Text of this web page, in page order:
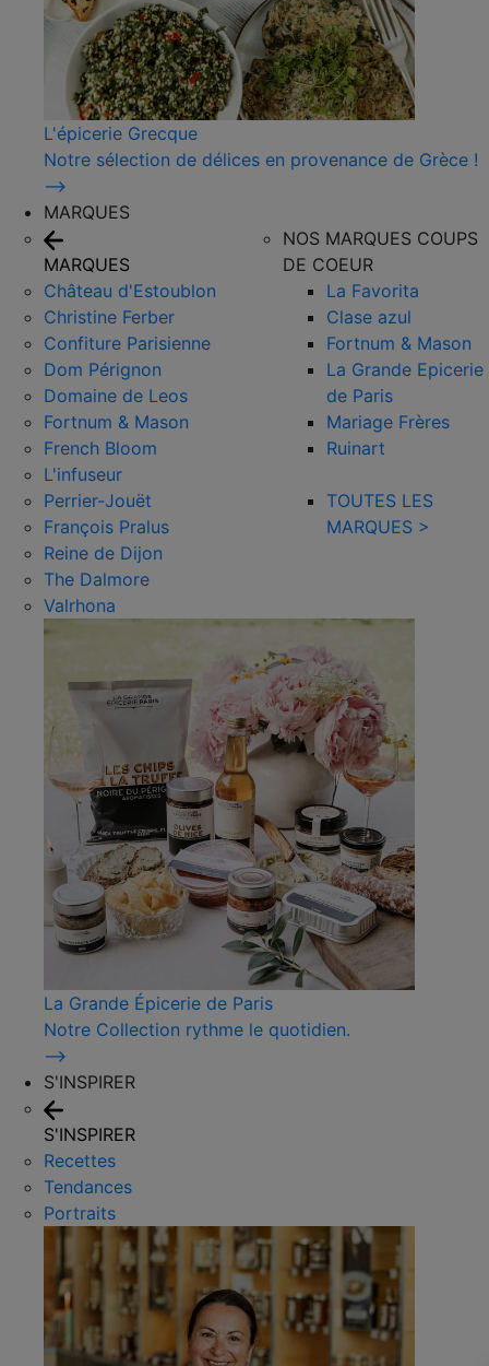
L'épicerie Grecque
Notre sélection de délices en provenance de Grèce !
⟶
MARQUES
MARQUES
Château d'Estoublon
Christine Ferber
Confiture Parisienne
Dom Pérignon
Domaine de Leos
Fortnum & Mason
French Bloom
L'infuseur
Perrier-Jouët
François Pralus
Reine de Dijon
The Dalmore
Valrhona
NOS MARQUES COUPS
DE COEUR
La Favorita
Clase azul
Fortnum & Mason
La Grande Epicerie
de Paris
Mariage Frères
Ruinart
TOUTES LES
MARQUES >
La Grande Épicerie de Paris
Notre Collection rythme le quotidien.
⟶
S'INSPIRER
S'INSPIRER
Recettes
Tendances
Portraits